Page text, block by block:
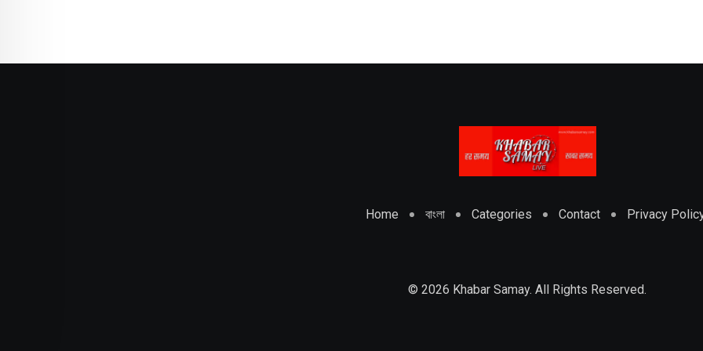
Home বাংলা Categories Contact Privacy
© 2026 Khabar Samay. All Rights Reserved.